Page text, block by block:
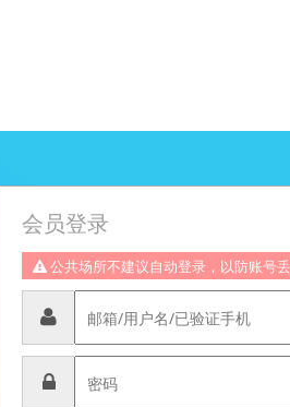
会员登录
公共场所不建议自动登录，以防账号